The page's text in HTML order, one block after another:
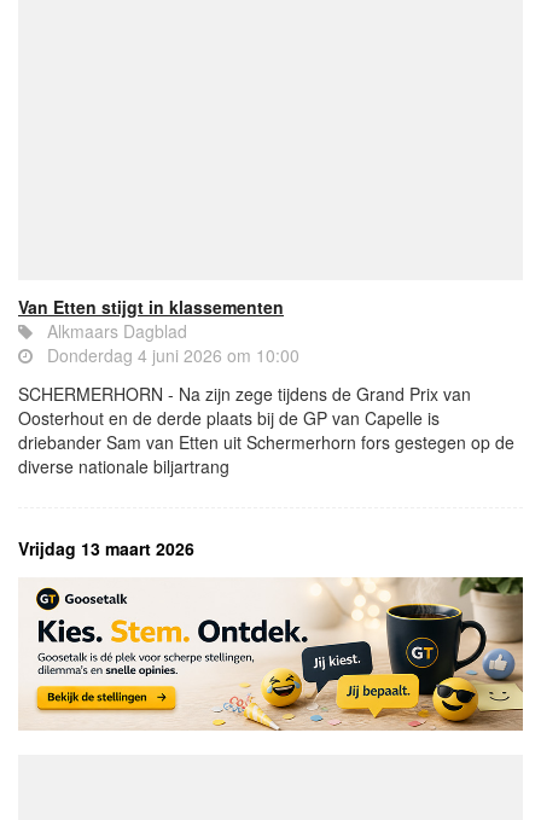
Van Etten stijgt in klassementen
Alkmaars Dagblad
Donderdag 4 juni 2026 om 10:00
SCHERMERHORN - Na zijn zege tijdens de Grand Prix van
Oosterhout en de derde plaats bij de GP van Capelle is
driebander Sam van Etten uit Schermerhorn fors gestegen op de
diverse nationale biljartrang
Vrijdag 13 maart 2026